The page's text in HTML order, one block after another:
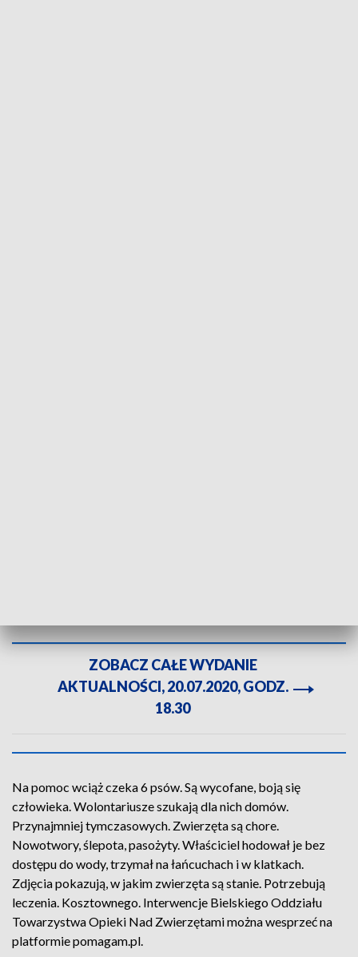
ZOBACZ CAŁE WYDANIE
AKTUALNOŚCI, 20.07.2020, GODZ.
18.30
Na pomoc wciąż czeka 6 psów. Są wycofane, boją się
człowieka. Wolontariusze szukają dla nich domów.
Przynajmniej tymczasowych. Zwierzęta są chore.
Nowotwory, ślepota, pasożyty. Właściciel hodował je bez
dostępu do wody, trzymał na łańcuchach i w klatkach.
Zdjęcia pokazują, w jakim zwierzęta są stanie. Potrzebują
leczenia. Kosztownego. Interwencje Bielskiego Oddziału
Towarzystwa Opieki Nad Zwierzętami można wesprzeć na
platformie pomagam.pl.